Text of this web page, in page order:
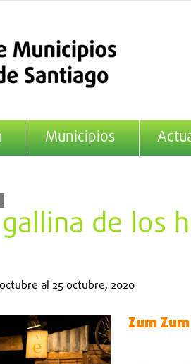
Municipios
de los
al 25 octubre, 2020
Zum